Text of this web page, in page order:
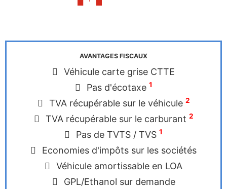
AVANTAGES FISCAUX
Véhicule carte grise CTTE
Pas d'écotaxe 1
TVA récupérable sur le véhicule 2
TVA récupérable sur le carburant 2
Pas de TVTS / TVS 1
Economies d'impôts sur les sociétés
Véhicule amortissable en LOA
GPL/Ethanol sur demande